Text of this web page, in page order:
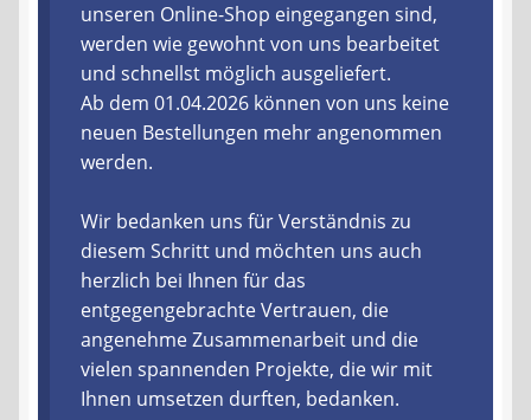
Liefer- und Versandkosten
Zahlungsarten
Lieferzeit & Verfügbarkeit
Gutschein
Batterien- und Akku Verordnung
Elektro- und Elektronikgeräte Verordnung
unseren Online-Shop eingegangen sind,
werden wie gewohnt von uns bearbeitet
und schnellst möglich ausgeliefert.
Ab dem 01.04.2026 können von uns keine
neuen Bestellungen mehr angenommen
werden.
Wir bedanken uns für Verständnis zu
diesem Schritt und möchten uns auch
herzlich bei Ihnen für das
entgegengebrachte Vertrauen, die
angenehme Zusammenarbeit und die
vielen spannenden Projekte, die wir mit
Ihnen umsetzen durften, bedanken.